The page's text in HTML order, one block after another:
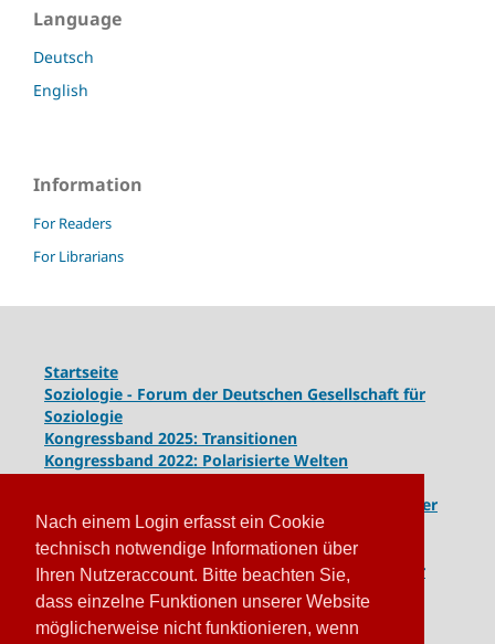
Nach einem Login erfasst ein Cookie
technisch notwendige Informationen über
Ihren Nutzeraccount. Bitte beachten Sie,
dass einzelne Funktionen unserer Website
möglicherweise nicht funktionieren, wenn
Language
Deutsch
English
Information
For Readers
For Librarians
Startseite
Soziologie - Forum der Deutschen Gesellschaft für
Soziologie
Kongressband 2025: Transitionen
Kongressband 2022: Polarisierte Welten
Komplexe Dynamiken globaler
und lokaler Entwicklungen
Kongressband 2016: Geschlossene Gesellschaften
Kongressband 2014: Routinen der Krise - Krise der
Routinen